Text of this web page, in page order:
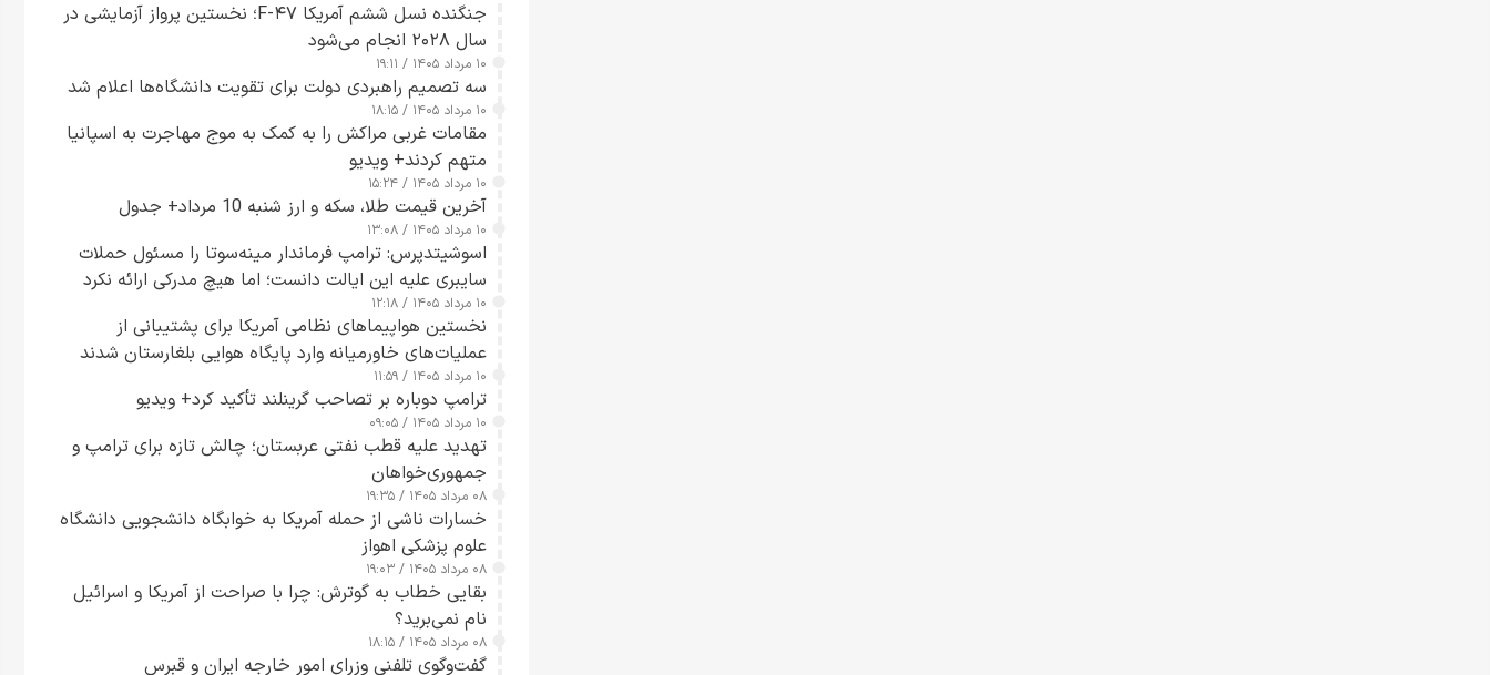
جنگنده نسل ششم آمریکا F-۴۷؛ نخستین پرواز آزمایشی در
سال ۲۰۲۸ انجام می‌شود
۱۰ مرداد ۱۴۰۵ / ۱۹:۱۱
سه تصمیم راهبردی دولت برای تقویت دانشگاه‌ها اعلام شد
۱۰ مرداد ۱۴۰۵ / ۱۸:۱۵
مقامات غربی مراکش را به کمک به موج مهاجرت به اسپانیا
متهم کردند+ ویدیو
۱۰ مرداد ۱۴۰۵ / ۱۵:۲۴
آخرین قیمت طلا، سکه و ارز شنبه 10 مرداد+ جدول
۱۰ مرداد ۱۴۰۵ / ۱۳:۰۸
اسوشیتدپرس: ترامپ فرماندار مینه‌سوتا را مسئول حملات
سایبری علیه این ایالت دانست؛ اما هیچ مدرکی ارائه نکرد
۱۰ مرداد ۱۴۰۵ / ۱۲:۱۸
نخستین هواپیماهای نظامی آمریکا برای پشتیبانی از
عملیات‌های خاورمیانه وارد پایگاه هوایی بلغارستان شدند
۱۰ مرداد ۱۴۰۵ / ۱۱:۵۹
ترامپ دوباره بر تصاحب گرینلند تأکید کرد+ ویدیو
۱۰ مرداد ۱۴۰۵ / ۰۹:۰۵
تهدید علیه قطب نفتی عربستان؛ چالش تازه برای ترامپ و
جمهوری‌خواهان
۰۸ مرداد ۱۴۰۵ / ۱۹:۳۵
خسارات ناشی از حمله آمریکا به خوابگاه دانشجویی دانشگاه
علوم پزشکی اهواز
۰۸ مرداد ۱۴۰۵ / ۱۹:۰۳
بقایی خطاب به گوترش: چرا با صراحت از آمریکا و اسرائیل
نام نمی‌برید؟
۰۸ مرداد ۱۴۰۵ / ۱۸:۱۵
گفت‌وگوی تلفنی وزرای امور خارجه ایران و قبرس